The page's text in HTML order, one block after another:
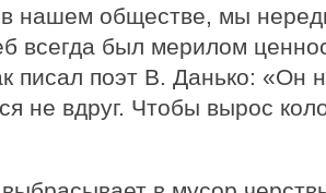
нашем обществе, мы
всегда был мерилом
писал поэт В. Данько: «Он
не вдруг. Чтобы вырос